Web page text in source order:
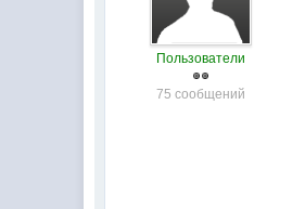
Пользователи
75 сообщений